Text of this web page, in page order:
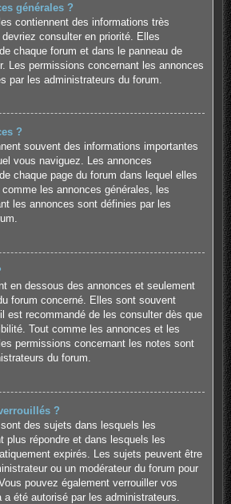
générales ?
contiennent des informations très
consulter en priorité. Elles
chaque forum et dans le panneau de
Les permissions concernant les annonces
par les administrateurs du forum.
?
souvent des informations importantes
vous naviguez. Les annonces
chaque page du forum dans lequel elles
les annonces générales, les
les annonces sont définies par les
en dessous des annonces et seulement
forum concerné. Elles sont souvent
est recommandé de les consulter dès que
Tout comme les annonces et les
permissions concernant les notes sont
du forum.
?
sont des sujets dans lesquels les
plus répondre et dans lesquels les
expirés. Les sujets peuvent être
ou un modérateur du forum pour
pouvez également verrouiller vos
été autorisé par les administrateurs.